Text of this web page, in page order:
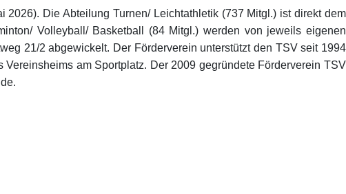
Die Abteilung Turnen/ Leichtathletik (737 Mitgl.) ist direkt dem
Volleyball/ Basketball (84 Mitgl.) werden von jeweils eigenen
21/2 abgewickelt. Der Förderverein unterstützt den TSV seit 1994
am Sportplatz. Der 2009 gegründete Förderverein TSV